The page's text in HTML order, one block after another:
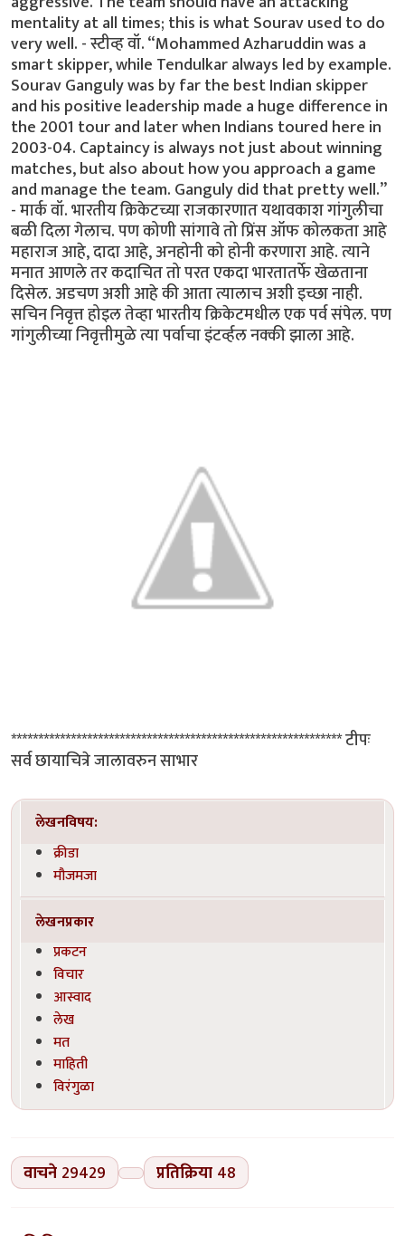
mentality at all times; this is what Sourav used to do
very well. - स्टीव्ह वॉ. “Mohammed Azharuddin was a
smart skipper, while Tendulkar always led by example.
Sourav Ganguly was by far the best Indian skipper
and his positive leadership made a huge difference in
the 2001 tour and later when Indians toured here in
2003-04. Captaincy is always not just about winning
matches, but also about how you approach a game
and manage the team. Ganguly did that pretty well.”
- मार्क वॉ. भारतीय क्रिकेटच्या राजकारणात यथावकाश गांगुलीचा
बळी दिला गेलाच. पण कोणी सांगावे तो प्रिंस ऑफ कोलकता आहे
महाराज आहे, दादा आहे, अनहोनी को होनी करणारा आहे. त्याने
मनात आणले तर कदाचित तो परत एकदा भारतातर्फे खेळताना
दिसेल. अडचण अशी आहे की आता त्यालाच अशी इच्छा नाही.
सचिन निवृत्त होइल तेव्हा भारतीय क्रिकेटमधील एक पर्व संपेल. पण
गांगुलीच्या निवृत्तीमुळे त्या पर्वाचा इंटर्व्हल नक्की झाला आहे.
************************************************************* टीपः
सर्व छायाचित्रे जालावरुन साभार
लेखनविषय:
क्रीडा
मौजमजा
लेखनप्रकार
प्रकटन
विचार
आस्वाद
लेख
मत
माहिती
विरंगुळा
वाचने 29429 प्रतिक्रिया 48